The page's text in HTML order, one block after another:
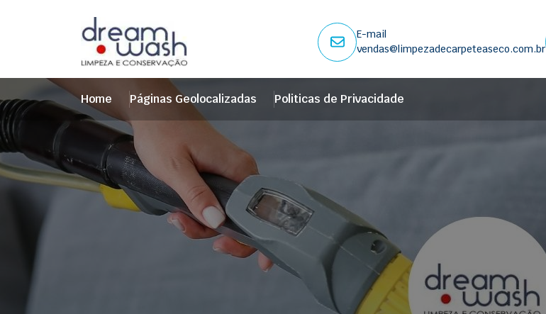
E-mail
vendas@limpezadecarpeteaseco.com.br
Home Páginas Geolocalizadas Politicas de Privacidade